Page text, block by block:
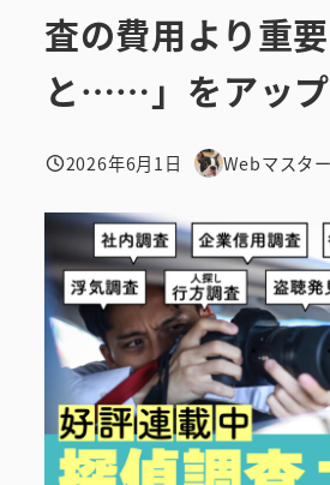
査の費用より重
と……」をアッ
投稿日
2026年6月1日
著
Webマスター